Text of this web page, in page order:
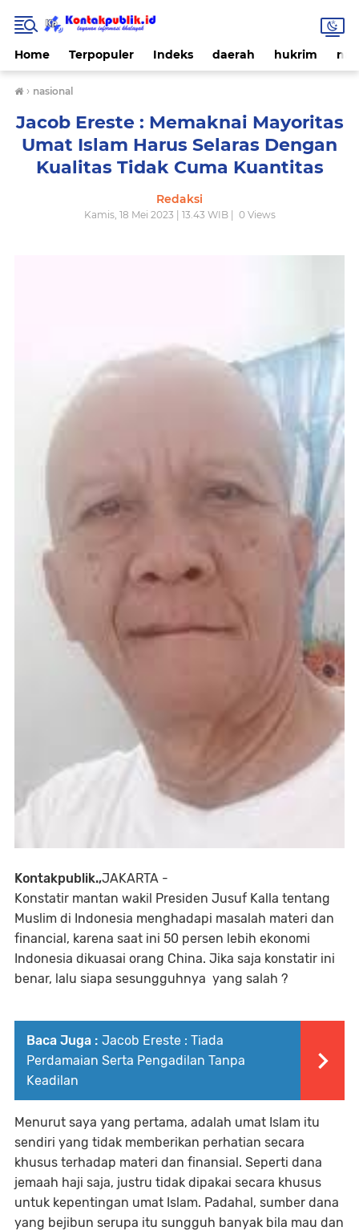
Home Terpopuler Indeks daerah hukrim
› nasional
Jacob Ereste : Memaknai Mayoritas
Umat Islam Harus Selaras Dengan
Kualitas Tidak Cuma Kuantitas
Redaksi
Kamis, 18 Mei 2023 | 13.43 WIB | 0Views
Kontakpublik.,JAKARTA -
Konstatir mantan wakil Presiden Jusuf Kalla tentang
Muslim di Indonesia menghadapi masalah materi dan
financial, karena saat ini 50 persen lebih ekonomi
Indonesia dikuasai orang China. Jika saja konstatir ini
benar, lalu siapa sesungguhnya yang salah ?
Baca Juga : Jacob Ereste : Tiada
Perdamaian Serta Pengadilan Tanpa
Keadilan
Menurut saya yang pertama, adalah umat Islam itu
sendiri yang tidak memberikan perhatian secara
khusus terhadap materi dan finansial. Seperti dana
jemaah haji saja, justru tidak dipakai secara khusus
untuk kepentingan umat Islam. Padahal, sumber dana
yang bejibun serupa itu sungguh banyak bila mau dan